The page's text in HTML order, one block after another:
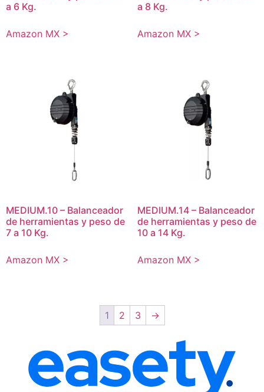
a 6 Kg.
Amazon MX >
a 8 Kg.
Amazon MX >
MEDIUM.10 – Balanceador
de herramientas y peso de
7 a 10 Kg.
Amazon MX >
MEDIUM.14 – Balanceador
de herramientas y peso de
10 a 14 Kg.
Amazon MX >
1 2 3 →